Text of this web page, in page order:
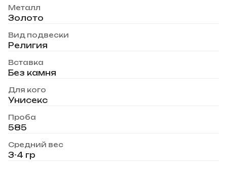
Металл
Золото
Вид подвески
Религия
Вставка
Без камня
Для кого
Унисекс
Проба
585
Средний вес
3-4 гр